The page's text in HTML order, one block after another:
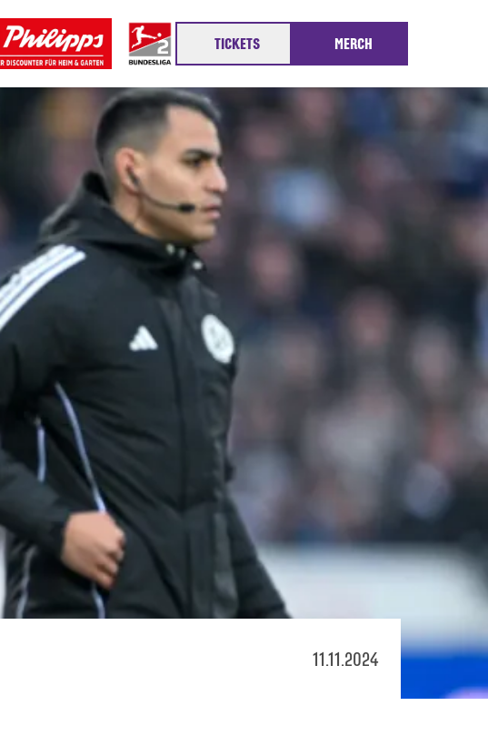
TICKETS MERCH
11.11.2024